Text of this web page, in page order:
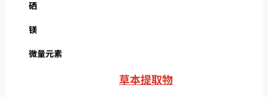
硒
镁
微量元素
草本提取物